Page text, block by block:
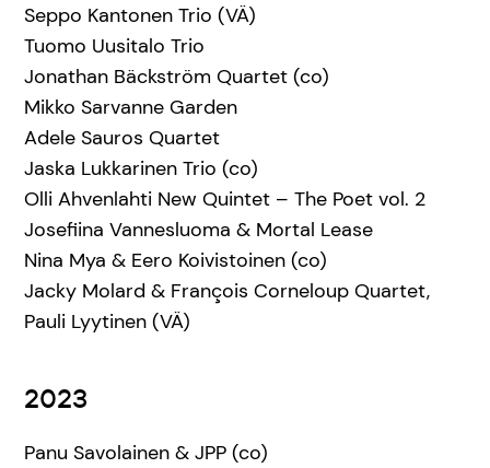
Seppo Kantonen Trio (VÄ)
Tuomo Uusitalo Trio
Jonathan Bäckström Quartet (co)
Mikko Sarvanne Garden
Adele Sauros Quartet
Jaska Lukkarinen Trio (co)
Olli Ahvenlahti New Quintet – The Poet vol. 2
Josefiina Vannesluoma & Mortal Lease
Nina Mya & Eero Koivistoinen (co)
Jacky Molard & François Corneloup Quartet,
Pauli Lyytinen (VÄ)
2023
Panu Savolainen & JPP (co)